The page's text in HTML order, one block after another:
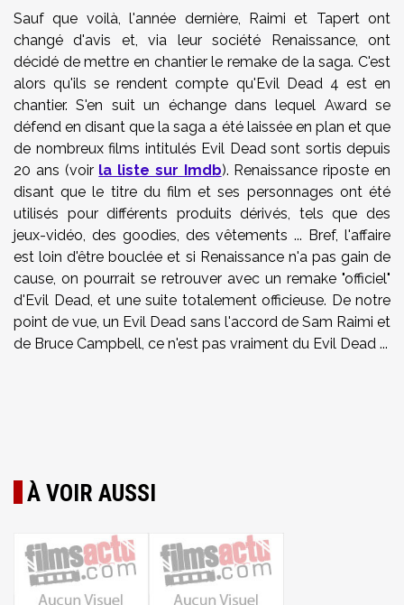
Sauf que voilà, l'année dernière, Raimi et Tapert ont
changé d'avis et, via leur société Renaissance, ont
décidé de mettre en chantier le remake de la saga. C'est
alors qu'ils se rendent compte qu'Evil Dead 4 est en
chantier. S'en suit un échange dans lequel Award se
défend en disant que la saga a été laissée en plan et que
de nombreux films intitulés Evil Dead sont sortis depuis
20 ans (voir la liste sur Imdb). Renaissance riposte en
disant que le titre du film et ses personnages ont été
utilisés pour différents produits dérivés, tels que des
jeux-vidéo, des goodies, des vêtements ... Bref, l'affaire
est loin d'être bouclée et si Renaissance n'a pas gain de
cause, on pourrait se retrouver avec un remake "officiel"
d'Evil Dead, et une suite totalement officieuse. De notre
point de vue, un Evil Dead sans l'accord de Sam Raimi et
de Bruce Campbell, ce n'est pas vraiment du Evil Dead ...
À VOIR AUSSI